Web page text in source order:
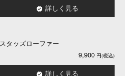
詳しく見る
スタッズローファー
9,900
詳しく見る